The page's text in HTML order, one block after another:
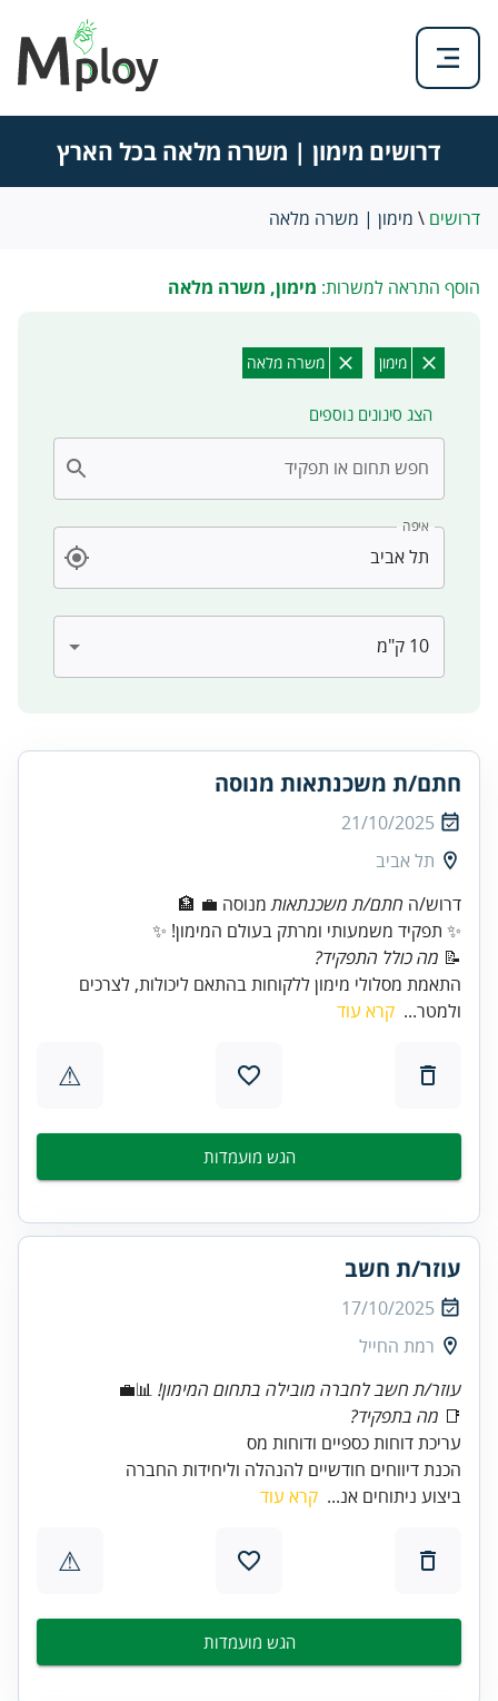
דרושים מימון | משרה מלאה בכל הארץ
דרושים \ מימון | משרה מלאה
הוסף התראה למשרות: מימון, משרה מלאה
מימון משרה מלאה
הצג סינונים נוספים
חפש תחום או תפקיד
איפה
חתם/ת משכנתאות מנוסה
21/10/2025
תל אביב
דרוש/ה חתם/ת משכנתאות
✨ תפקיד משמעותי ומרתק בעולם המימון! ✨
📝 מה כולל התפקיד?
התאמת מסלולי מימון ללקוחות בהתאם ליכולות, לצרכים
ולמטר... קרא עוד
⚠
הגש מועמדות
עוזר/ת חשב
17/10/2025
רמת החייל
עוזר/ת חשב לחברה מובילה בתחום המימון! 📊💼
📑 מה בתפקיד?
הכנת דיווחים חודשיים להנהלה וליחידות החברה
ביצוע ניתוחים אנ... קרא עוד
⚠
הגש מועמדות